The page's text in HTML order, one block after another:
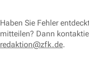
Haben Sie Fehler
mitteilen? Dann
redaktion@zfk.de.